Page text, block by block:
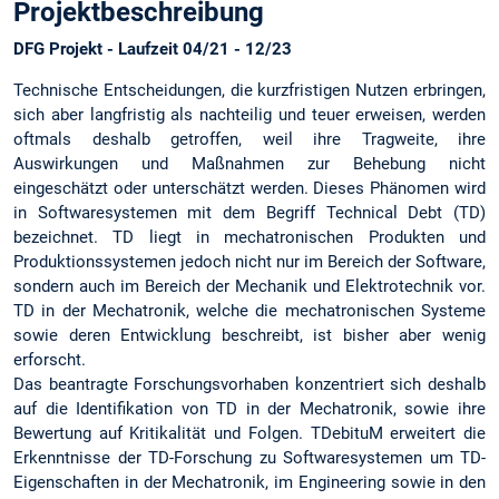
Projektbeschreibung
DFG Projekt - Laufzeit 04/21 - 12/23
Technische Entscheidungen, die kurzfristigen Nutzen erbringen,
sich aber langfristig als nachteilig und teuer erweisen, werden
oftmals deshalb getroffen, weil ihre Tragweite, ihre
Auswirkungen und Maßnahmen zur Behebung nicht
eingeschätzt oder unterschätzt werden. Dieses Phänomen wird
in Softwaresystemen mit dem Begriff Technical Debt (TD)
bezeichnet. TD liegt in mechatronischen Produkten und
Produktionssystemen jedoch nicht nur im Bereich der Software,
sondern auch im Bereich der Mechanik und Elektrotechnik vor.
TD in der Mechatronik, welche die mechatronischen Systeme
sowie deren Entwicklung beschreibt, ist bisher aber wenig
erforscht.
Das beantragte Forschungsvorhaben konzentriert sich deshalb
auf die Identifikation von TD in der Mechatronik, sowie ihre
Bewertung auf Kritikalität und Folgen. TDebituM erweitert die
Erkenntnisse der TD-Forschung zu Softwaresystemen um TD-
Eigenschaften in der Mechatronik, im Engineering sowie in den